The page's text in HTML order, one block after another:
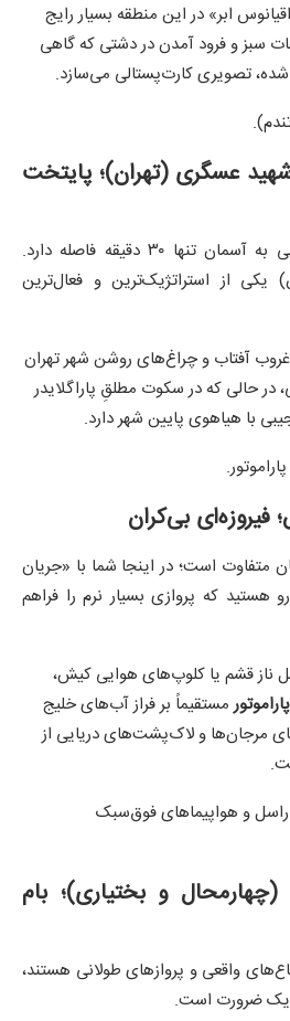
ابر» در این منطقه بسیار رایج
سبز و فرود آمدن در دشتی که گاهی
شده، تصویری کارت‌پستالی می‌سازد.
عسگری (تهران)؛ پایتخت
برای ساکنان تهران، دسترسی به آسمان تنها ۳۰ دقیقه فاصله دارد.
یکی از استراتژیک‌ترین و فعال‌ترین
آفتاب و چراغ‌های روشن شهر تهران
در حالی که در سکوت مطلقِ پاراگلایدر
با هیاهوی پایین شهر دارد.
متفاوت است؛ در اینجا شما با «جریان
هستید که پروازی بسیار نرم را فراهم
ناز قشم یا کلوپ‌های هوایی کیش،
پاراموتورمستقیماً بر فراز آب‌های خلیج
مرجان‌ها و لاک‌پشت‌های دریایی از
پاراسل و هواپیماهای فوق‌سبک
و بختیاری)؛ بام
واقعی و پروازهای طولانی هستند،
یک ضرورت است.